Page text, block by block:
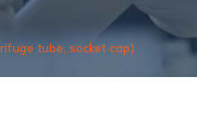
tube, socket cap)